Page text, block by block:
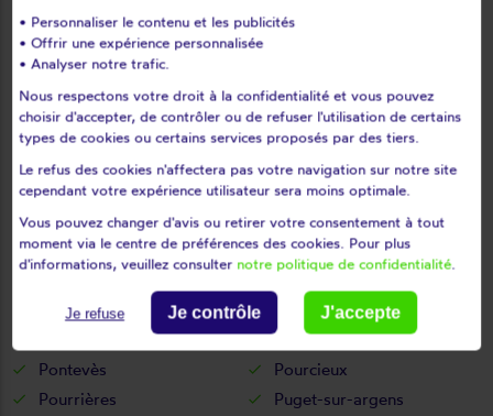
Le plan-de-la-tour
Le pradet
Le revest-les-eaux
Le val
Les arcs
Les mayons
Les salles-sur-verdon
Lorgues
Mazaugues
Méounes-lès-montrieux
Moissac-bellevue
Mons
Montauroux
Montfort-sur-argens
Montmeyan
Nans-les-pins
Ollioules
Pierrefeu-du-var
Plan-d'aups-sainte-baume
Pontevès
Pourcieux
Pourrières
Puget-sur-argens
• Personnaliser le contenu et les publicités
• Offrir une expérience personnalisée
• Analyser notre trafic.
Nous respectons votre droit à la confidentialité et vous pouvez
choisir d'accepter, de contrôler ou de refuser l'utilisation de certains
types de cookies ou certains services proposés par des tiers.
Le refus des cookies n'affectera pas votre navigation sur notre site
cependant votre expérience utilisateur sera moins optimale.
Vous pouvez changer d'avis ou retirer votre consentement à tout
moment via le centre de préférences des cookies. Pour plus
d'informations, veuillez consulter notre politique de confidentialité.
Je refuse Je contrôle J'accepte